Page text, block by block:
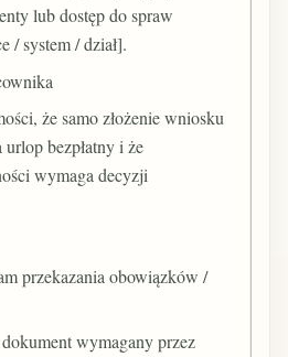
lub dostęp do spraw
/ system / dział].
że samo złożenie wniosku
bezpłatny i że
wymaga decyzji
przekazania obowiązków /
wymagany przez